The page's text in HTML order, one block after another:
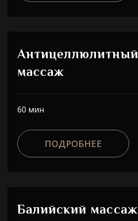
Антицеллюлитный
массаж
60 мин
ПОДРОБНЕЕ
Балийский массаж